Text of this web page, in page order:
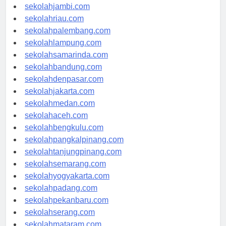
sekolahindonesia.id
sekolahjambi.com
sekolahriau.com
sekolahpalembang.com
sekolahlampung.com
sekolahsamarinda.com
sekolahbandung.com
sekolahdenpasar.com
sekolahjakarta.com
sekolahmedan.com
sekolahaceh.com
sekolahbengkulu.com
sekolahpangkalpinang.com
sekolahtanjungpinang.com
sekolahsemarang.com
sekolahyogyakarta.com
sekolahpadang.com
sekolahpekanbaru.com
sekolahserang.com